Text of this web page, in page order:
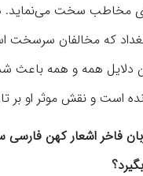
مخاطب سخت می‌نماید.
که مخالفان سرسخت
همه و همه باعث
است و نقش موثر او
فاخر اشعار کهن